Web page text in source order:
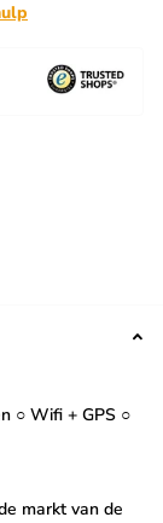
○ Wifi + GPS ○
markt van de